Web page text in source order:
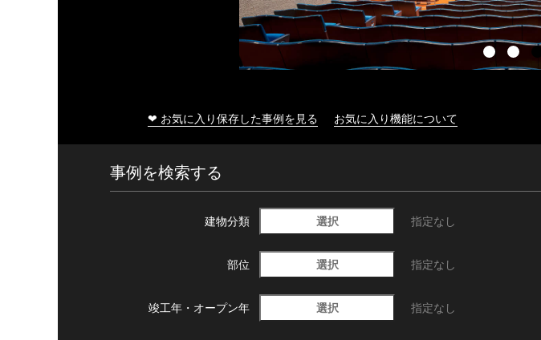
❤ お気に入り保存した事例を見る お気に入り機能について
事例を検索する
建物分類 選択 指定なし
部位 選択 指定なし
竣工年・ オープン年 選択 指定なし